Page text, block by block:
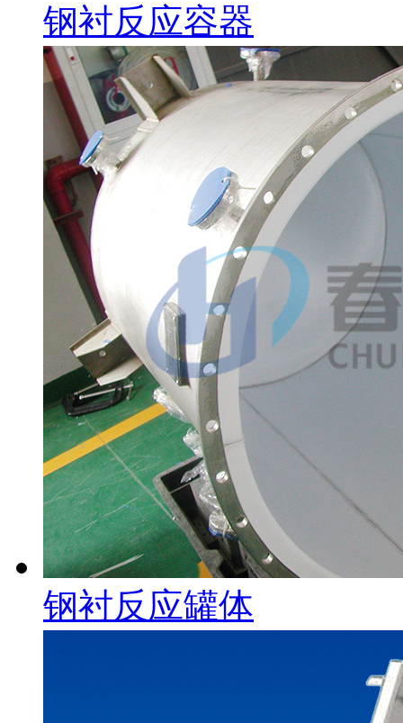
钢衬反应容器
钢衬反应罐体